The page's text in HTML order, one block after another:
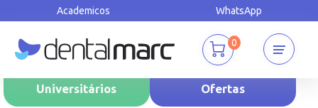
Academicos WhatsApp
0
Universitários Ofertas